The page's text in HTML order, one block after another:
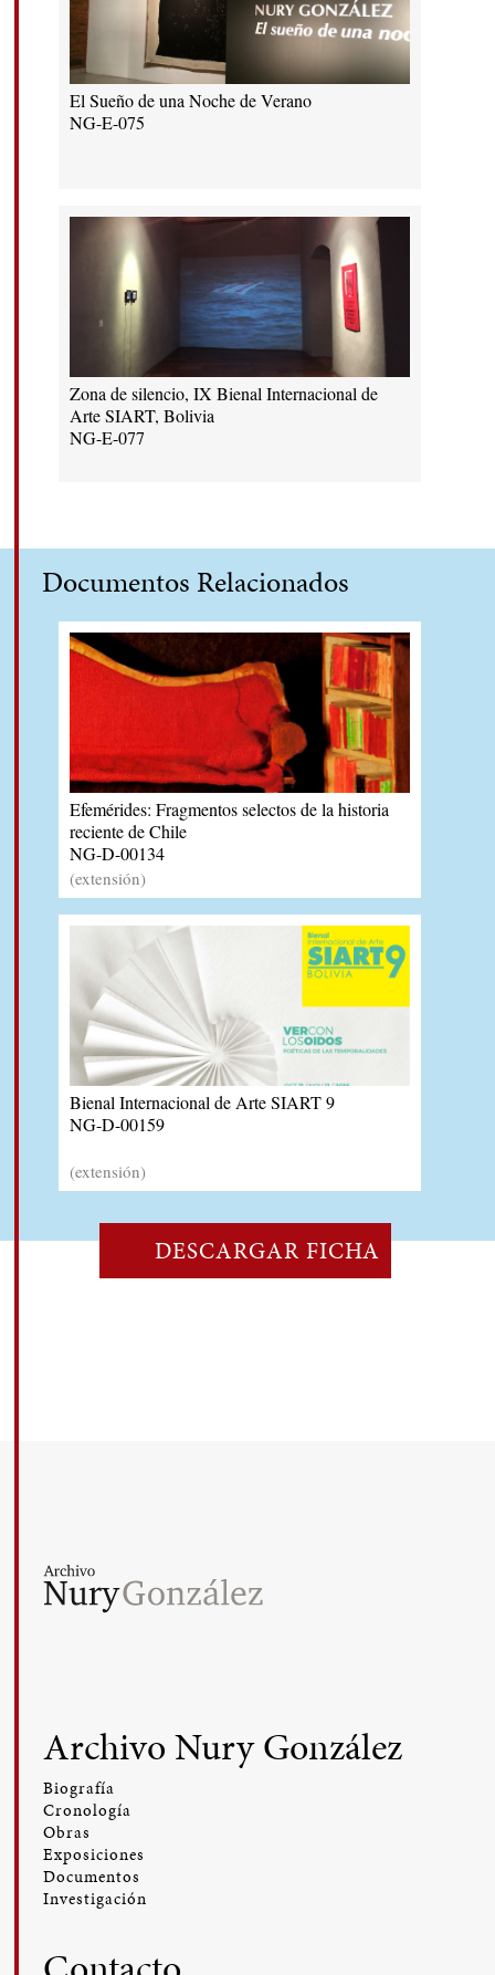
DESCARGAR FICHA
El Sueño de una Noche de Verano
NG-E-075
Zona de silencio, IX Bienal Internacional de
Arte SIART, Bolivia
NG-E-077
Documentos Relacionados
Efemérides: Fragmentos selectos de la historia
reciente de Chile
NG-D-00134
(extensión)
Bienal Internacional de Arte SIART 9
NG-D-00159
(extensión)
Archivo Nury González
Biografía
Cronología
Obras
Exposiciones
Documentos
Investigación